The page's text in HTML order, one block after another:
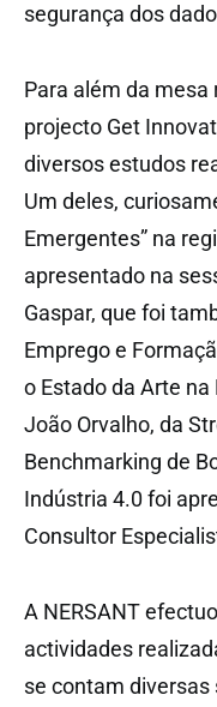
segurança dos
Para além da mesa
projecto Get
diversos estudos
Um deles,
Emergentes” na
apresentado na
Gaspar, que foi
Emprego e
o Estado da Arte na
João Orvalho, da
Benchmarking de
Indústria 4.0 foi
Consultor
A NERSANT
actividades
se contam diversas